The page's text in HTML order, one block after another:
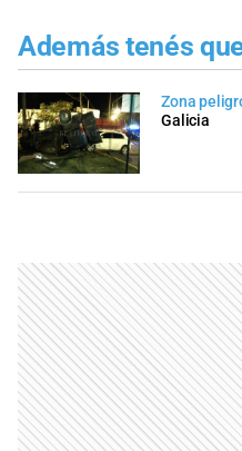
Además tenés
Zona
Galicia